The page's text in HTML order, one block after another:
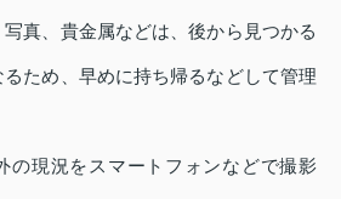
真、貴金属などは、後から見つかる
ため、早めに持ち帰るなどして管理
の現況をスマートフォンなどで撮影